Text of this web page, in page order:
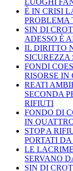
LUOGHI
È IN CRISI
PROBLEMA
SIN DI
ADESSO È
IL DIRITTO
FONDI
RISORSE IN
REATI
SECONDA
RIFIUTI
FONDO DI
IN
STOP A
PORTATI
LE
SERVANO
SIN DI